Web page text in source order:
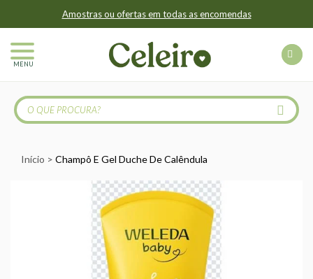
Amostras ou ofertas em todas as encomendas
MENU
Início Champô E Gel Duche De Calêndula